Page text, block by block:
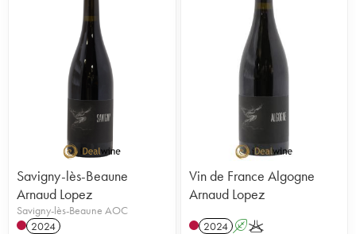
Savigny-lès-Beaune
Arnaud Lopez
Savigny-lès-Beaune AOC
2024
Vin de France Algogne
Arnaud Lopez
2024 AK